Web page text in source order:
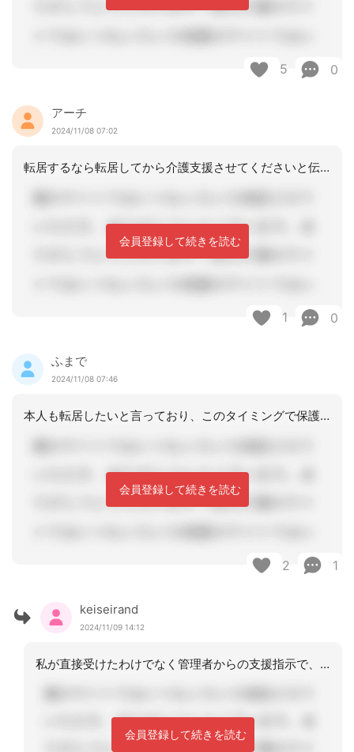
5 0
アーチ
2024/11/08 07:02
転居するなら転居してから介護支援させてくださいと伝えました・・これがすべてです・
会員登録して続きを読む
1 0
ふまで
2024/11/08 07:46
本人も転居したいと言っており、このタイミングで保護指定を受けている施設へ入られた
会員登録して続きを読む
2 1
keiseirand
2024/11/09 14:12
私が直接受けたわけでなく管理者からの支援指示で、いつもです。あたりが悪いとボラン
会員登録して続きを読む